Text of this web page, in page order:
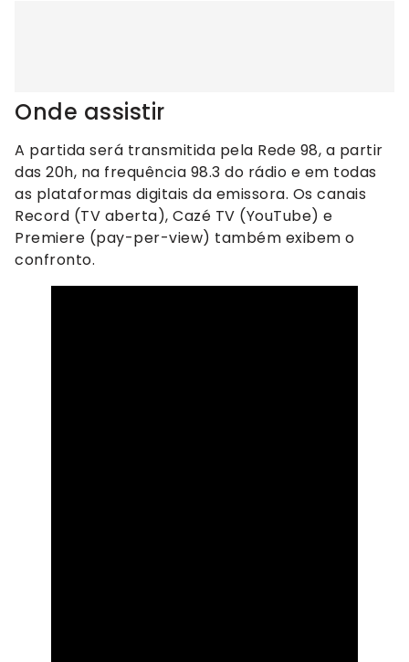
Onde assistir
A partida será transmitida pela Rede 98, a partir
das 20h, na frequência 98.3 do rádio e em todas
as plataformas digitais da emissora. Os canais
Record (TV aberta), Cazé TV (YouTube) e
Premiere (pay-per-view) também exibem o
confronto.